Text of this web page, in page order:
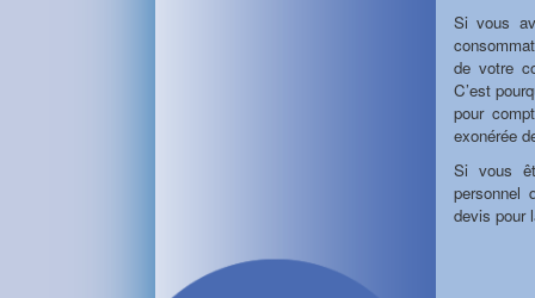
Si vous
de votre
C’est
pour
exonérée
Si vous
personnel
devis pour